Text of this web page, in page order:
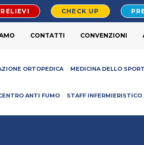
CHECK UP
CONTATTI CONVENZIONI
ORTOPEDICA MEDICINA DELLO SPORT
ANTI FUMO STAFF INFERMIERISTICO